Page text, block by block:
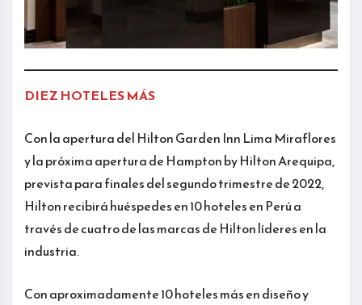
DIEZ HOTELES MÁS
Con la apertura del Hilton Garden Inn Lima Miraflores
y la próxima apertura de Hampton by Hilton Arequipa,
prevista para finales del segundo trimestre de 2022,
Hilton recibirá huéspedes en 10 hoteles en Perú a
través de cuatro de las marcas de Hilton líderes en la
industria.
Con aproximadamente 10 hoteles más en diseño y